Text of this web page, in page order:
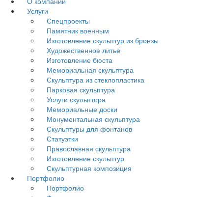
Услуги
Спецпроекты
Памятник военным
Изготовление скульптур из бронзы
Художественное литье
Изготовление бюста
Мемориальная скульптура
Скульптура из стеклопластика
Парковая скульптура
Услуги скульптора
Мемориальные доски
Монументальная скульптура
Скульптуры для фонтанов
Статуэтки
Православная скульптура
Изготовление скульптур
Скульптурная композиция
Портфолио
Портфолио